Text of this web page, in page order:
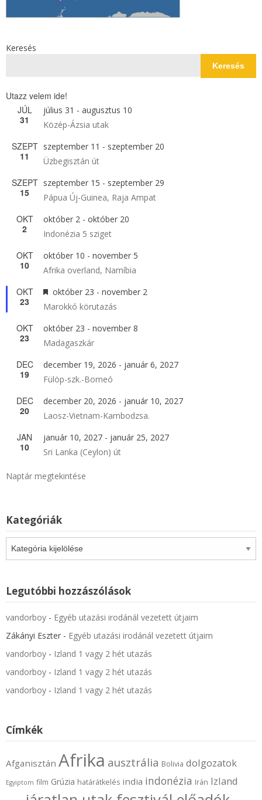
Keresés
Keresés
Utazz velem ide!
JÚL
31
július 31 - augusztus 10
Közép-Ázsia utak
SZEPT
11
szeptember 11 - szeptember 20
Üzbegisztán út
SZEPT
15
szeptember 15 - szeptember 29
Pápua Új-Guinea, Raja Ampat
OKT
2
október 2 - október 20
Indonézia 5 sziget
OKT
10
október 10 - november 5
Afrika overland, Namíbia
OKT
23
Kiemelt
október 23 - november 2
Marokkó körutazás
OKT
23
október 23 - november 8
Madagaszkár
DEC
19
december 19, 2026 - január 6, 2027
Fülöp-szk.-Borneó
DEC
20
december 20, 2026 - január 10, 2027
Laosz-Vietnam-Kambodzsa.
JAN
10
január 10, 2027 - január 25, 2027
Sri Lanka (Ceylon) út
Naptár megtekintése
Kategóriák
Legutóbbi hozzászólások
vandorboy - Egyéb utazási irodánál vezetett útjaim
Zákányi Eszter - Egyéb utazási irodánál vezetett útjaim
vandorboy - Izland 1 vagy 2 hét utazás
vandorboy - Izland 1 vagy 2 hét utazás
vandorboy - Izland 1 vagy 2 hét utazás
Címkék
Afganisztán Afrika ausztrália Bolivia dolgozatok
Egyiptom film Grúzia határátkelés india indonézia Irán Izland